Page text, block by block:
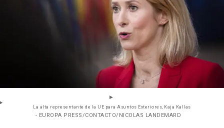
La alta representante de la UE para Asuntos Exteriores, Kaja Kallas
- EUROPA PRESS/CONTACTO/NICOLAS LANDEMARD